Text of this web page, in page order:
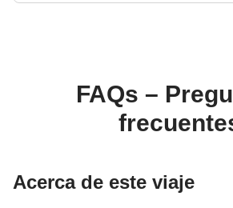
FAQs –
Acerca de este viaje